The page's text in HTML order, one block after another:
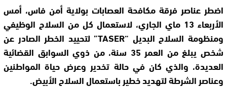
اضطر عناصر فرقة مكافحة العصابات بولاية أمن فاس، أمس
الأربعاء 13 ماي الجاري، لاستعمال كل من السلاح الوظيفي
ومنظومة السلاح البديل “TASER” لتحييد الخطر الصادر عن
شخص يبلغ من العمر 35 سنة، من ذوي السوابق القضائية
العديدة، والذي كان في حالة تخدير وعرض حياة المواطنين
وعناصر الشرطة لتهديد خطير باستعمال السلاح الأبيض.